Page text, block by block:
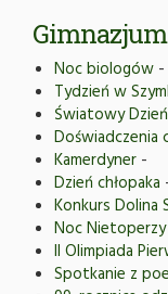
Gimnazjum
Noc biologów -
Tydzień w
Światowy
Doświadczenia
Kamerdyner -
Dzień chłopaka
Konkurs Dolina
Noc Nietoperzy
II Olimpiada
Spotkanie z